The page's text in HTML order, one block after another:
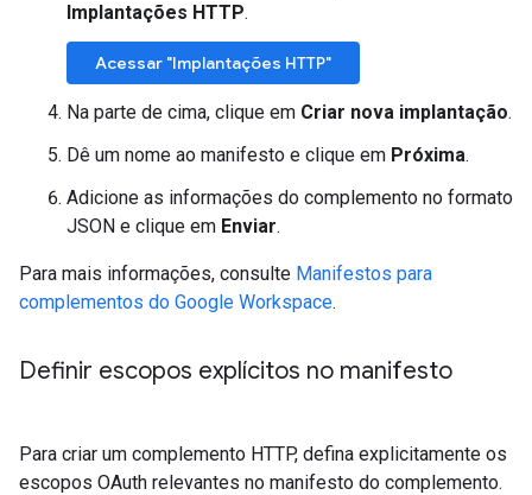
Implantações HTTP.
Acessar "Implantações HTTP"
Na parte de cima, clique em Criar nova implantação.
Dê um nome ao manifesto e clique em Próxima.
Adicione as informações do complemento no formato
JSON e clique em Enviar.
Para mais informações, consulte Manifestos para
complementos do Google Workspace.
Definir escopos explícitos no manifesto
Para criar um complemento HTTP, defina explicitamente os
escopos OAuth relevantes no manifesto do complemento.